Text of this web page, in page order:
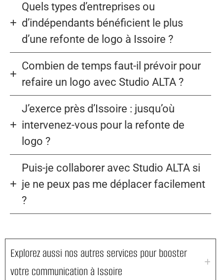
Quels types d’entreprises ou
d’indépendants bénéficient le plus
d’une refonte de logo à Issoire ?
Combien de temps faut-il prévoir pour
refaire un logo avec Studio ALTA ?
J’exerce près d’Issoire : jusqu’où
intervenez-vous pour la refonte de
logo ?
Puis-je collaborer avec Studio ALTA si
je ne peux pas me déplacer facilement
?
Explorez aussi nos autres services pour booster
votre communication à Issoire